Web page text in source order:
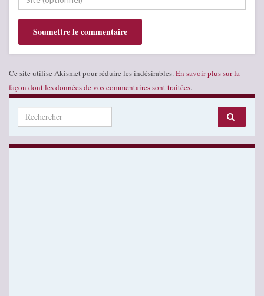
Ce site utilise Akismet pour réduire les indésirables. En savoir plus sur la
façon dont les données de vos commentaires sont traitées.
Search for: